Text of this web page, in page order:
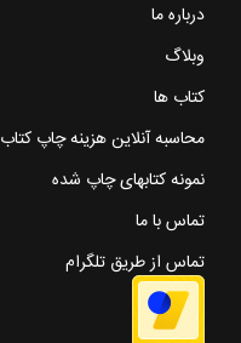
درباره ما
وبلاگ
کتاب ها
محاسبه آنلاین هزینه چاپ کتاب
نمونه کتابهای چاپ شده
تماس با ما
تماس از طریق تلگرام